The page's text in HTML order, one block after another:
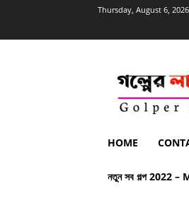
Thursday, August 6, 2026
HOME
নতুন সব গল্প 2022 –